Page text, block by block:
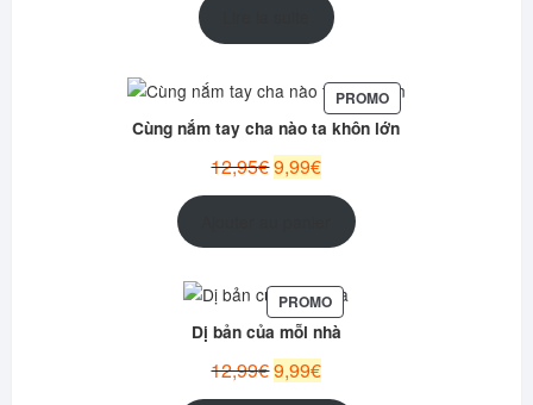
actuel
est :
PROMOPRODUIT
EN
PROMOTION
Cùng nắm tay cha nào ta khôn lớn
12,95€Le
9,99€Le
actuel
est :
PROMOPRODUIT
EN
PROMOTION
Dị bản của mỗi nhà
12,99€Le
9,99€Le